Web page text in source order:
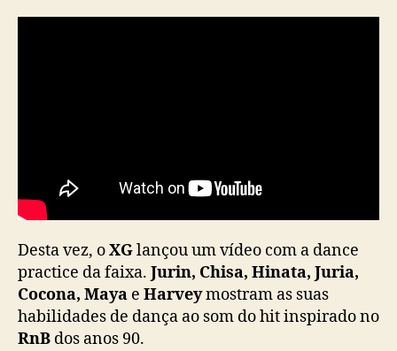
c
H
T
”
Desta vez, oXGlançou um vídeo com a dance
practice da faixa. Jurin, Chisa, Hinata, Juria,
Cocona, Maya e Harveymostram as suas
habilidades de dança ao som do hit inspirado no
RnB dos anos 90.